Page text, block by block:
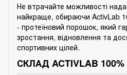
Не втрачайте можливості
найкраще, обираючи ActivLab
- протеїновий порошок, який
зростання, відновлення та
спортивних цілей.
СКЛАД ACTIVLAB 100%